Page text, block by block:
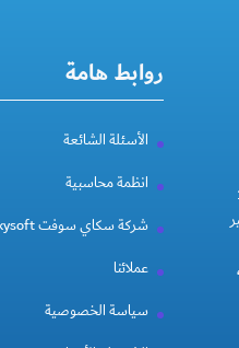
روابط هامة
الأسئلة الشائعة
انظمة محاسبية
شركة سكاي سوفت Skysoft
عملائنا
سياسة الخصوصية